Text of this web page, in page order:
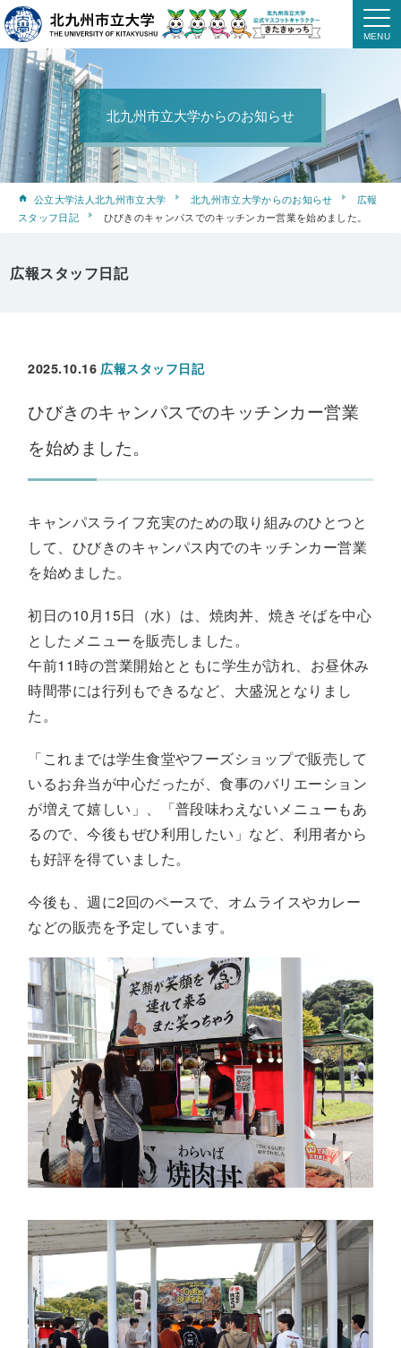
北九州市立大学からのお知らせ
公立大学法人北九州市立大学 北九州市立大学からのお知らせ
広報
スタッフ日記
ひびきのキャンパスでのキッチンカー営業を始めました。
広報スタッフ日記
2025.10.16 広報スタッフ日記
ひびきのキャンパスでのキッチンカー営業
を始めました。
キャンパスライフ充実のための取り組みのひとつと
して、ひびきのキャンパス内でのキッチンカー営業
を始めました。
初日の10月15日（水）は、焼肉丼、焼きそばを中心
としたメニューを販売しました。
午前11時の営業開始とともに学生が訪れ、お昼休み
時間帯には行列もできるなど、大盛況となりまし
た。
「これまでは学生食堂やフーズショップで販売して
いるお弁当が中心だったが、食事のバリエーション
が増えて嬉しい」、「普段味わえないメニューもあ
るので、今後もぜひ利用したい」など、利用者から
も好評を得ていました。
今後も、週に2回のペースで、オムライスやカレー
などの販売を予定しています。